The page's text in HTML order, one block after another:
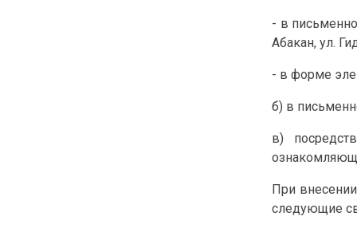
- в
Абакан, ул.
- в форме
б) в
в)
При
следующие